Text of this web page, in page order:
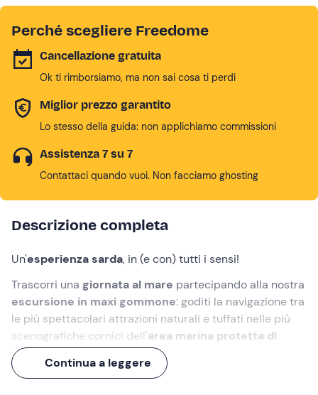
Perché scegliere Freedome
Cancellazione gratuita
Ok ti rimborsiamo, ma non sai cosa ti perdi
Miglior prezzo garantito
Lo stesso della guida: non applichiamo commissioni
Assistenza 7 su 7
Contattaci quando vuoi. Non facciamo ghosting
Descrizione completa
Un'esperienza sarda, in (e con) tutti i sensi!
Trascorri una giornata al mare partecipando alla nostra
escursione in maxi gommone: goditi la navigazione tra
le più spettacolari attrazioni naturali e tuffati nelle più
scenografiche cornici dell'area marina protetta di
Tavolara e Molara.
A bordo non mancherà unaperitivo a base di prodotti
Continua a leggere